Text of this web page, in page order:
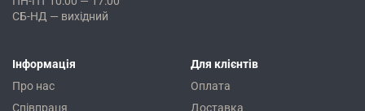
СБ-НД — вихідний
Інформація
Про нас
Співпраця
Для клієнтів
Оплата
Доставка